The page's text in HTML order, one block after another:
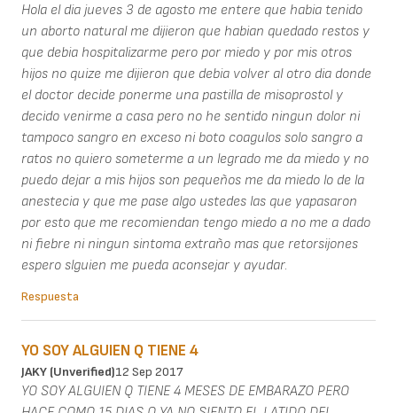
Hola el dia jueves 3 de agosto me entere que habia tenido
un aborto natural me dijieron que habian quedado restos y
que debia hospitalizarme pero por miedo y por mis otros
hijos no quize me dijieron que debia volver al otro dia donde
el doctor decide ponerme una pastilla de misoprostol y
decido venirme a casa pero no he sentido ningun dolor ni
tampoco sangro en exceso ni boto coagulos solo sangro a
ratos no quiero someterme a un legrado me da miedo y no
puedo dejar a mis hijos son pequeños me da miedo lo de la
anestecia y que me pase algo ustedes las que yapasaron
por esto que me recomiendan tengo miedo a no me a dado
ni fiebre ni ningun sintoma extraño mas que retorsijones
espero slguien me pueda aconsejar y ayudar.
Respuesta
YO SOY ALGUIEN Q TIENE 4
JAKY (unverified)12 Sep 2017
YO SOY ALGUIEN Q TIENE 4 MESES DE EMBARAZO PERO